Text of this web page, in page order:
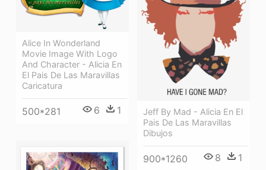
Jeff By Mad - Alicia En El
Pais De Las Maravillas
Dibujos
900*1260 8 1
Alice In Wonderland
Movie Image With Logo
And Character - Alicia En
El Pais De Las Maravillas
Caricatura
500*281 6 1